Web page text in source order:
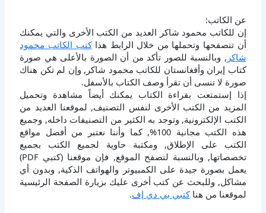
عن الكاتب:
إن للكاتب محمود شاكر العديد من الكتب الأخرى والتي يمكنك
أن تتصفحها وتحملها من خلال الرابط هذاكتب الكاتب محمود
شاكر , وبالنسبة للصور تأكد من أن الصورة بالأعلى هي صورة
كتاب إيران وأفغانستان للكاتب محمود شاكر, وإن لم تكن هناك
صورة لا تنسى أن تقرأ وصف الكتاب بالأسفل.
إذا إستمتعت بقراءة الكتاب يمكنك أيضاً مشاهدة وتحميل
المزيد من الكتب الأخرى لنفس التصنيف, لموقعنا العديد من
الكتب الإلكترونية, وتوجد به الكثير من التصنيفات داخله, وجميع
هذه الكتب مجانية 100%, كما وأننا نعتبر من أفضل مواقع
الكتب على الإطلاق, ومكتبة حاوية لجميع الكتب بجميع
تخصصاتها, وبالنسبة لتصفح الموقع, فإن موقعنا (كتبي PDF)
يعمل بصورة جيدة على الكمبيوتر والهواتف الذكية, وبدون أي
مشاكل, وللبحث عن كتب أخرى عليك بزيارة الصفحة الرئيسية
لموقعنا من هناكتبي بي دي إف.